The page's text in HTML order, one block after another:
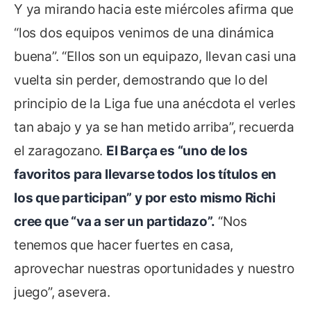
Y ya mirando hacia este miércoles afirma que
“los dos equipos venimos de una dinámica
buena”. “Ellos son un equipazo, llevan casi una
vuelta sin perder, demostrando que lo del
principio de la Liga fue una anécdota el verles
tan abajo y ya se han metido arriba”, recuerda
el zaragozano. El Barça es “uno de los
favoritos para llevarse todos los títulos en
los que participan” y por esto mismo Richi
cree que “va a ser un partidazo”. “Nos
tenemos que hacer fuertes en casa,
aprovechar nuestras oportunidades y nuestro
juego”, asevera.